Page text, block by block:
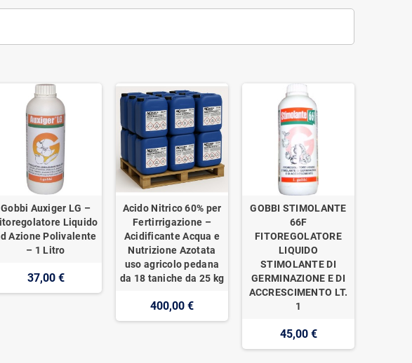
Gobbi Auxiger LG –
Liquido
Azione Polivalente
– 1 Litro
37,00 €
Acido Nitrico 60% per
Fertirrigazione –
Acidificante Acqua e
Nutrizione Azotata
uso agricolo pedana
da 18 taniche da 25 kg
400,00 €
GOBBI STIMOLANTE
66F
FITOREGOLATORE
LIQUIDO
STIMOLANTE DI
GERMINAZIONE E DI
ACCRESCIMENTO LT.
1
45,00 €